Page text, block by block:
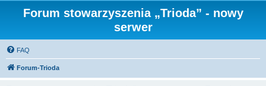
Forum stowarzyszenia „Trioda” - nowy
serwer
FAQ
Forum-Trioda